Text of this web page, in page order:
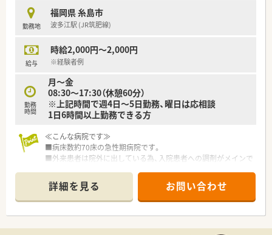
【職場環境と雰囲気】
■何よりも大切にされているのはスタッフ同士の関係性づくり
■かかりつけを始め、地域連携薬局やオンライン服薬指導など業
界の流れに合わせて対応して参ります。
■今後も基盤を整えながら着実な新規開局を予定されていま
す。
勤務地
福岡県 糸島市
波多江駅 (JR筑肥線)
給与
時給2,000円～2,000円
※経験者例
勤務
時間
月～金
08:30～17:30（休憩60分）
※上記時間で週4日～5日勤務、曜日は応相談
1日6時間以上勤務できる方
≪こんな病院です≫
■病床数約70床の急性期病院です。
■外来患者は院外に出している為、入院患者への調剤がメインで
■抗癌剤注射や病棟業務など病院薬剤師として幅広い経験を積
むことが出来ます。
詳細を見る お問い合わせ